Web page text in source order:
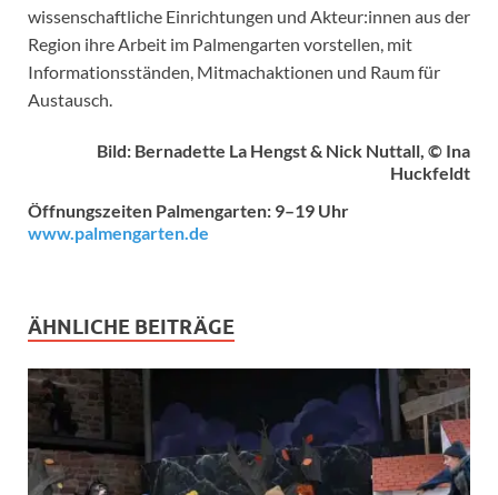
wissenschaftliche Einrichtungen und Akteur:innen aus der
Region ihre Arbeit im Palmengarten vorstellen, mit
Informationsständen, Mitmachaktionen und Raum für
Austausch.
Bild: Bernadette La Hengst & Nick Nuttall, © Ina
Huckfeldt
Öffnungszeiten Palmengarten: 9–19 Uhr
www.palmengarten.de
ÄHNLICHE BEITRÄGE